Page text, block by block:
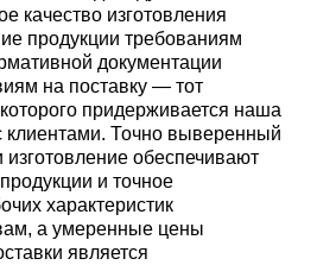
качество изготовления
продукции требованиям
документации
на поставку — тот
придерживается наша
клиентами. Точно выверенный
изготовление обеспечивают
и точное
характеристик
а умеренные цены
является